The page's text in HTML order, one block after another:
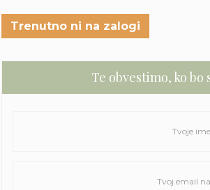
Trenutno ni na zalogi
Te obvestimo, ko bo